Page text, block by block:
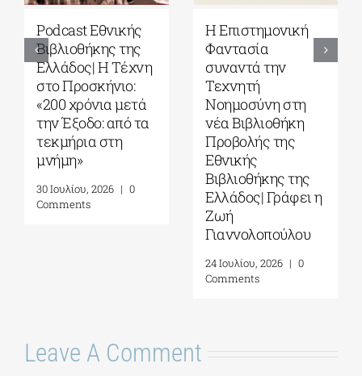
Podcast Εθνικής
Βιβλιοθήκης της
Ελλάδος| Η Tέχνη
στο Προσκήνιο:
«200 χρόνια μετά
την Έξοδο: από τα
τεκμήρια στη
μνήμη»
30 Ιουλίου, 2026 | 0
Comments
Η Επιστημονική
Φαντασία
συναντά την
Τεχνητή
Νοημοσύνη στη
νέα Βιβλιοθήκη
Προβολής της
Εθνικής
Βιβλιοθήκης της
Ελλάδος| Γράφει η
Ζωή
Γιαννολοπούλου
24 Ιουλίου, 2026 | 0
Comments
Leave A Comment